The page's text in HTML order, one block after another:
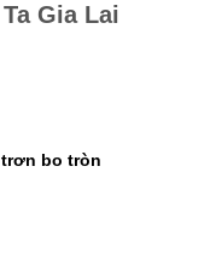
Gia Lai
trơn bo tròn